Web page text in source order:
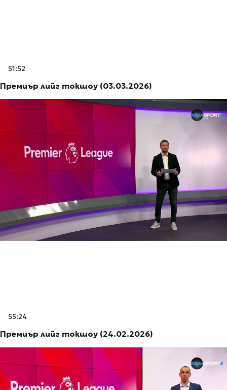
51:52
Премиър лийг токшоу (03.03.2026)
55:24
Премиър лийг токшоу (24.02.2026)